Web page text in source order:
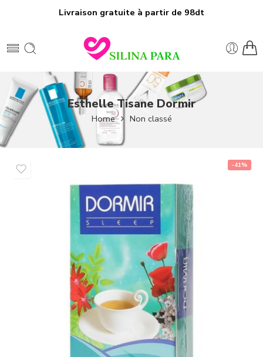
Livraison gratuite à partir de 98dt
Esthelle Tisane Dormir
Home Non classé
-41%